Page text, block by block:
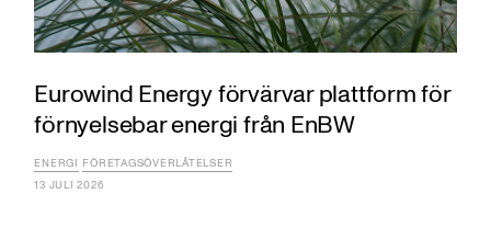
Eurowind Energy förvärvar plattform för
förnyelsebar energi från EnBW
ENERGI FÖRETAGSÖVERLÅTELSER
13 JULI 2026